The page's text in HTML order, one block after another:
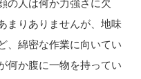
の人は何か力強さに欠
まりありませんが、地味
、綿密な作業に向いてい
何か腹に一物を持ってい